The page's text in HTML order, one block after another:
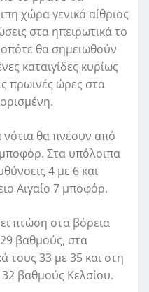
χώρα γενικά αίθριος
στα ηπειρωτικά το
θα σημειωθούν
καταιγίδες κυρίως
πρωινές ώρες στα
νότια θα πνέουν από
μποφόρ. Στα υπόλοιπα
4 με 6 και
Αιγαίο 7 μποφόρ.
πτώση στα βόρεια
βαθμούς, στα
τους 33 με 35 και στη
βαθμούς Κελσίου.